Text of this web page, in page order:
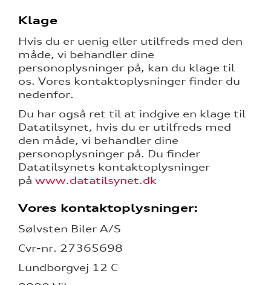
Klage
Hvis du er uenig eller utilfreds med den
måde, vi behandler dine
personoplysninger på, kan du klage til
os. Vores kontaktoplysninger finder du
nedenfor.
Du har også ret til at indgive en klage til
Datatilsynet, hvis du er utilfreds med
den måde, vi behandler dine
personoplysninger på. Du finder
Datatilsynets kontaktoplysninger
på www.datatilsynet.dk
Vores kontaktoplysninger:
Sølvsten Biler A/S
Cvr-nr. 27365698
Lundborgvej 12 C